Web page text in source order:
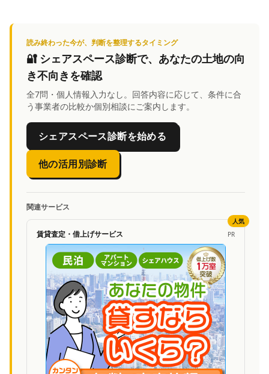
読み終わった今が、判断を整理するタイミング
🔐 シェアスペース診断で、あなたの土地の向
き不向きを確認
全7問・個人情報入力なし。回答内容に応じて、条件に合
う事業者の比較か個別相談にご案内します。
シェアスペース診断を始める
他の活用別診断
関連サービス
賃貸査定・借上げサービス PR
人気